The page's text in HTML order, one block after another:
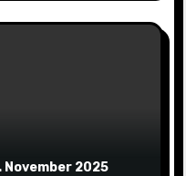
November 2025